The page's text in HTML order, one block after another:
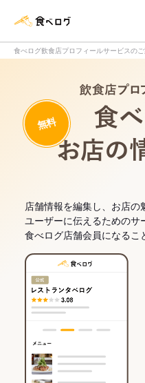
食べログ飲食店プロフィールサービスのご
無料
店舗情報を編集し、お店の
ユーザーに伝えるためのサ
食べログ店舗会員になるこ